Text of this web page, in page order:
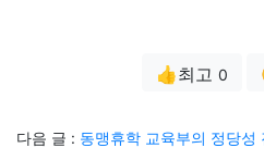
👍최고 0
다음 글 : 동맹휴학 교육부의 정당성